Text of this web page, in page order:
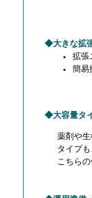
大きな拡
拡張
簡易
大容量タ
薬剤や
タイプも
こちら